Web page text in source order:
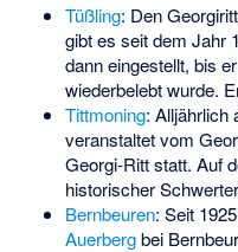
Tüßling: Den
gibt es seit dem Jahr
dann eingestellt, bis
wiederbelebt wurde.
Tittmoning: Alljährlich
veranstaltet vom
Georgi-Ritt statt. Auf
historischer
Bernbeuren: Seit
Auerbergbei